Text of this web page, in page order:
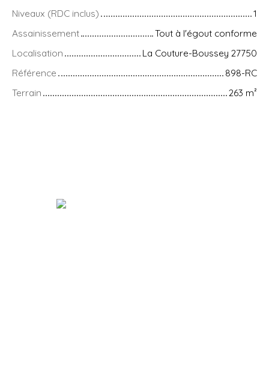
Niveaux (RDC inclus)
1
Assainissement
Tout à l'égout conforme
Localisation
La Couture-Boussey 27750
Référence
898-RC
Terrain
263 m²